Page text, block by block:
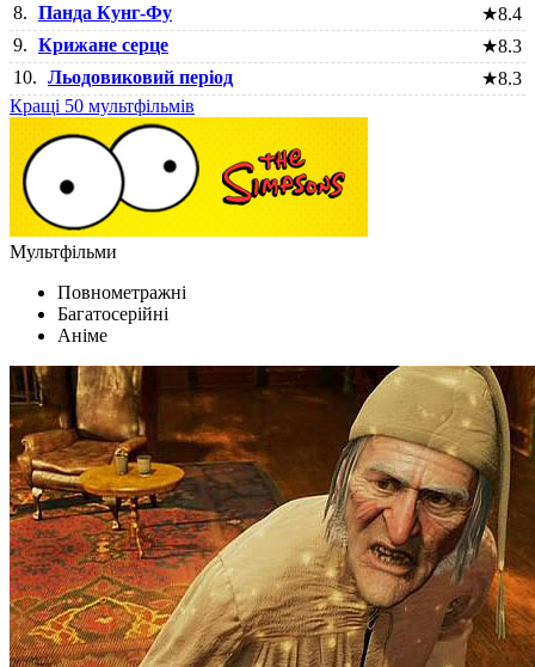
8. Панда Кунг-Фу ★8.4
9. Крижане серце ★8.3
10. Льодовиковий період ★8.3
Кращі 50 мультфільмів
Мультфільми
Повнометражні
Багатосерійні
Аніме